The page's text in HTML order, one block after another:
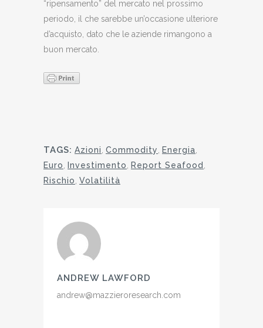
“ripensamento” del mercato nel prossimo
periodo, il che sarebbe un’occasione ulteriore
d’acquisto, dato che le aziende rimangono a
buon mercato.
TAGS: Azioni Commodity Energia
Euro
Investimento Report Seafood
Rischio Volatilità
ANDREW LAWFORD
andrew@mazzieroresearch.com